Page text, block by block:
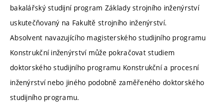
bakalářský studijní program Základy strojního inženýrství
uskutečňovaný na Fakultě strojního inženýrství.
Absolvent navazujícího magisterského studijního programu
Konstrukční inženýrství může pokračovat studiem
doktorského studijního programu Konstrukční a procesní
inženýrství nebo jiného podobně zaměřeného doktorského
studijního programu.